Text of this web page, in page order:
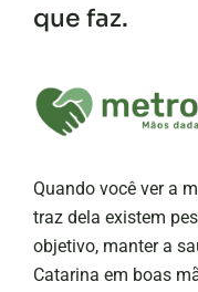
que faz.
Quando você ver a
traz dela existem
objetivo, manter a
Catarina em boas